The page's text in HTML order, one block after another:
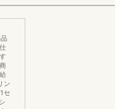
ン
セ